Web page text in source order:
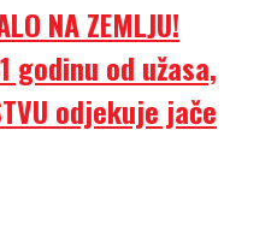
NA ZEMLJU!
godinu od užasa,
odjekuje jače